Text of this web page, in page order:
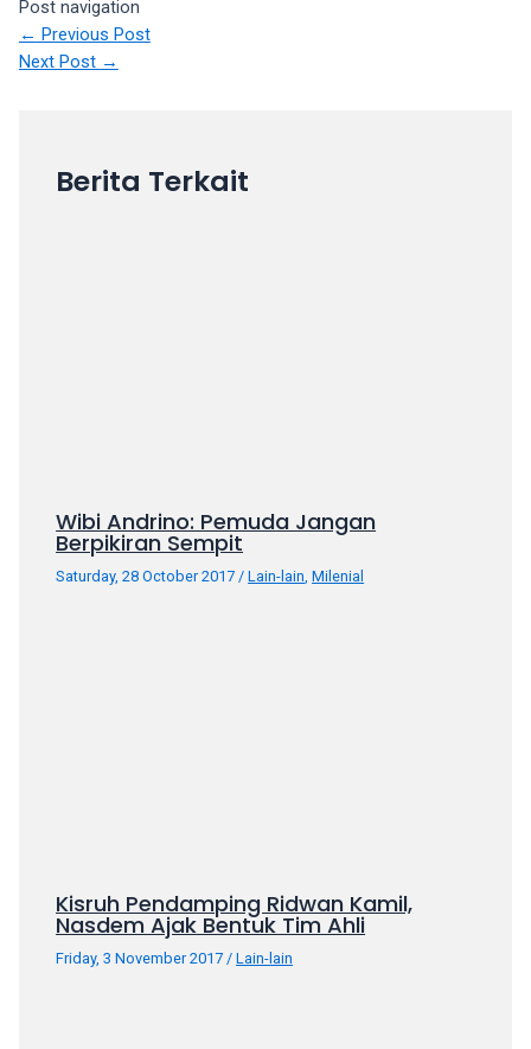
Post navigation
← Previous Post
Next Post →
Berita Terkait
Wibi Andrino: Pemuda Jangan
Berpikiran Sempit
Saturday, 28 October 2017 /Lain-lain ,Milenial
Kisruh Pendamping Ridwan Kamil,
Nasdem Ajak Bentuk Tim Ahli
Friday, 3 November 2017 /Lain-lain